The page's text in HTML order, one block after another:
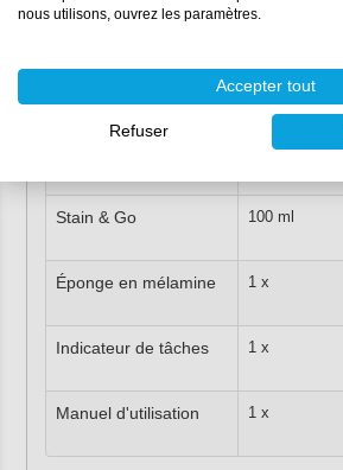
Nettoyant PU 750 ml
200 ml
200 ml
Stain & Go 100 ml
Éponge en mélamine 1 x
Indicateur de tâches 1 x
Manuel d'utilisation 1 x
nous utilisons, ouvrez les paramètres.
Accepter tout
Refuser